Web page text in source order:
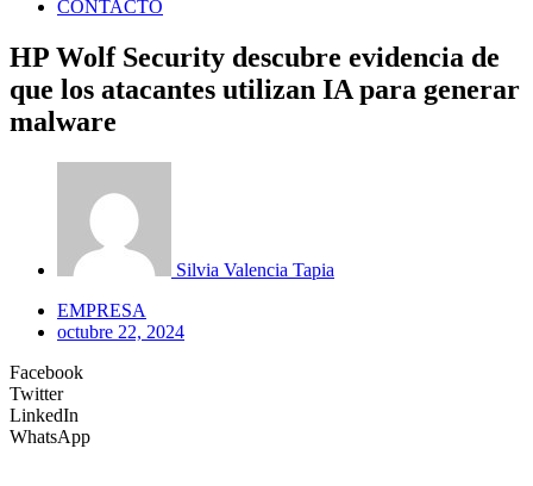
CONTACTO
HP Wolf Security descubre evidencia de
que los atacantes utilizan IA para generar
malware
Silvia Valencia Tapia
EMPRESA
octubre 22, 2024
Facebook
Twitter
LinkedIn
WhatsApp